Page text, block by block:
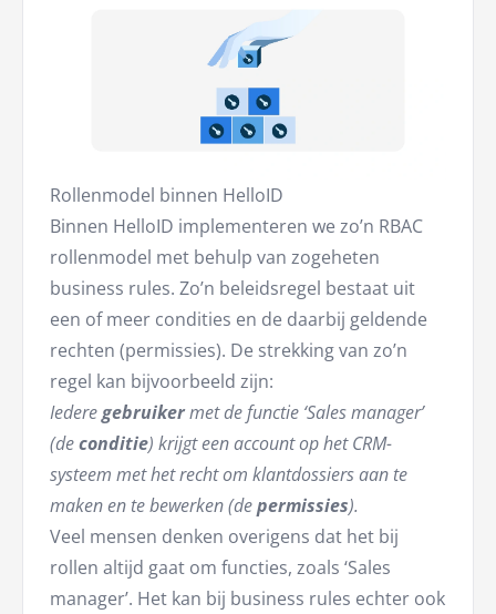
Rollenmodel binnen HelloID
Binnen HelloID implementeren we zo’n RBAC
rollenmodel met behulp van zogeheten
business rules. Zo’n beleidsregel bestaat uit
een of meer condities en de daarbij geldende
rechten (permissies). De strekking van zo’n
regel kan bijvoorbeeld zijn:
Iederegebruikermet de functie ‘Sales manager’
(deconditie) krijgt een account op het CRM-
systeem met het recht om klantdossiers aan te
maken en te bewerken (depermissies).
Veel mensen denken overigens dat het bij
rollen altijd gaat om functies, zoals ‘Sales
manager’. Het kan bij business rules echter ook